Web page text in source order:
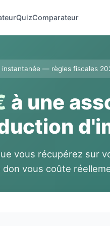
QuizComparateur
instantanée — règles fiscales
à une
vous récupérez sur
don vous coûte